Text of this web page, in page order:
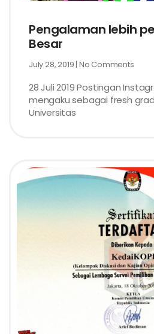
Pengalaman lebih
Besar
July 28, 2019 No Comments
28 Juli 2019 Postingan
mengaku sebagai fresh
Universitas